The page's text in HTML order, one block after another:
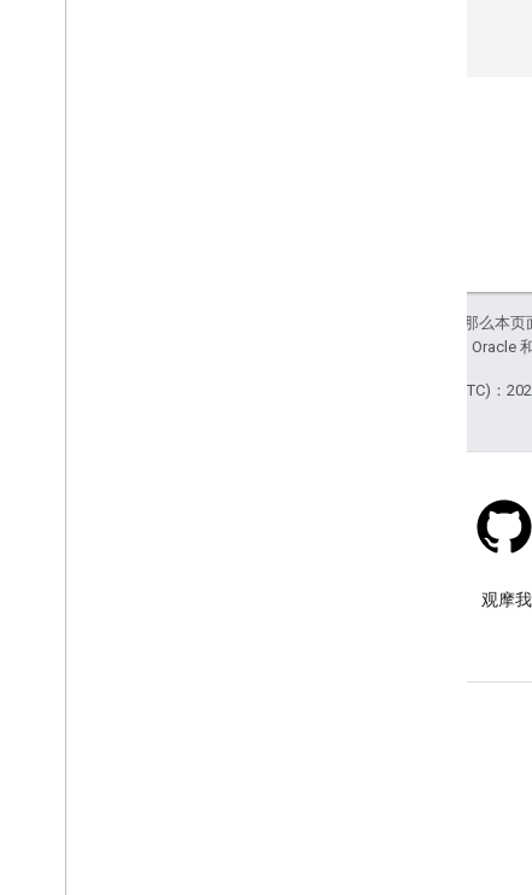
如未另行说明，那么本
。Java 是 Oracle
最后更新时间 (UTC)：
观摩